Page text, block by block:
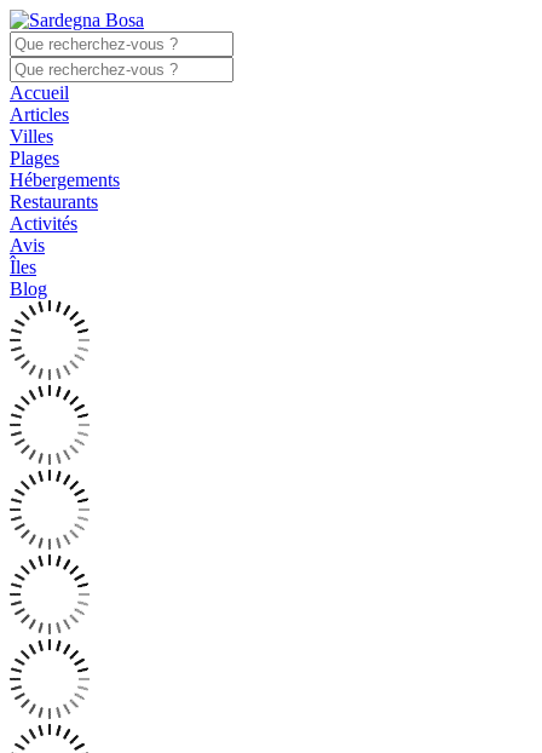
Accueil
Articles
Villes
Plages
Hébergements
Restaurants
Activités
Avis
Îles
Blog